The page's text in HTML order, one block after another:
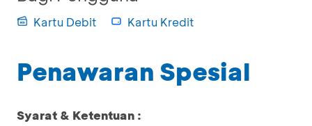
Kartu Debit Kartu Kredit
Penawaran Spesial
Syarat & Ketentuan :